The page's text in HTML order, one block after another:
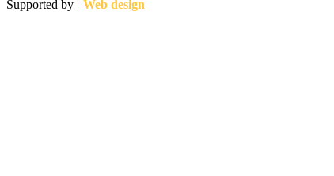
Supported by |